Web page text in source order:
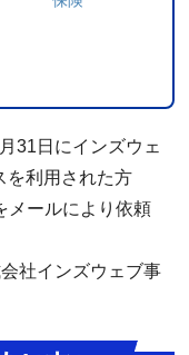
ような過失割合を
くれたため結果的
ぎないため大変だ
しながら解決へと
いる。
ゲン/フォルクスワ
ーゲン）
31日にインズウェ
を利用された方
メールにより依頼
社インズウェブ事